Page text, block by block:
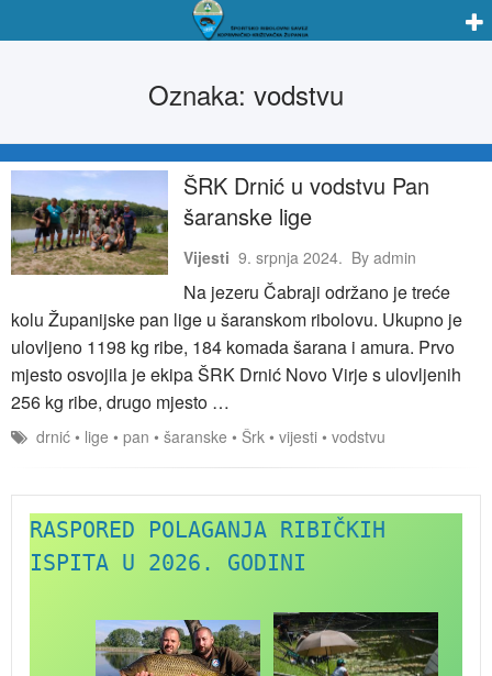
Oznaka: vodstvu
ŠRK Drnić u vodstvu Pan
šaranske lige
Vijesti 9. srpnja 2024. Byadmin
Na jezeru Čabraji održano je treće
kolu Županijske pan lige u šaranskom ribolovu. Ukupno je
ulovljeno 1198 kg ribe, 184 komada šarana i amura. Prvo
mjesto osvojila je ekipa ŠRK Drnić Novo Virje s ulovljenih
256 kg ribe, drugo mjesto …
drnić • lige • pan • šaranske • Šrk • vijesti • vodstvu
RASPORED POLAGANJA RIBIČKIH
ISPITA U 2026. GODINI